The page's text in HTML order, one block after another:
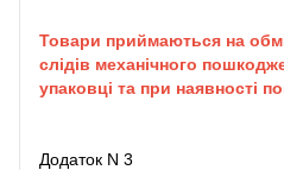
Товари приймаються на
слідів механічного
упаковці та при наявності
Додаток N 3